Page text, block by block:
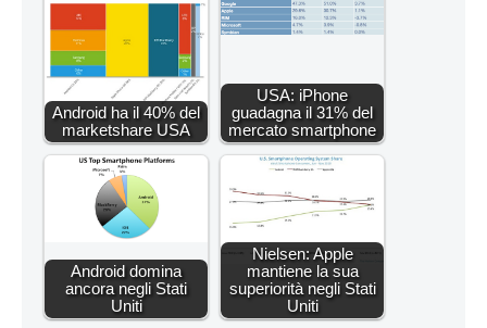
Android ha il 40% del
marketshare USA
USA: iPhone
guadagna il 31% del
mercato smartphone
Android domina
ancora negli Stati
Uniti
Nielsen: Apple
mantiene la sua
superiorità negli Stati
Uniti